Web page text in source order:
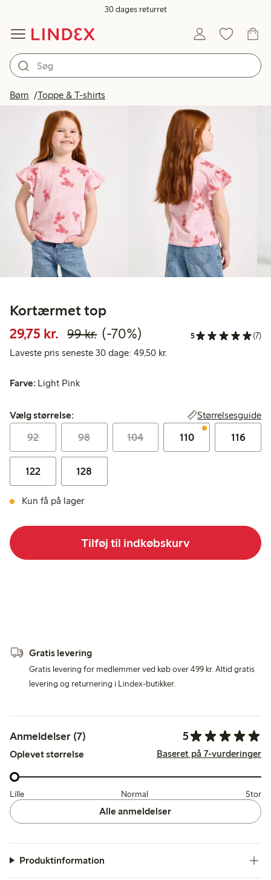
30 dages returret
Børn Toppe & T-shirts
Kortærmet top
29,75 kr. Nedsat pris: 29,75 kr.
99 kr.Normalpris: 99,00 kr.
70 % rabat
(-70%) 5 (7)
Laveste pris seneste 30 dage: 49,50 kr.
Farve: Light Pink
Vælg størrelse:
Vælg størrelse: Størrelsesguide
92 98 104 110 116
122 128
Kun få på lager
Tilføj til indkøbskurv
Gratis levering
Gratis levering for medlemmer ved køb over 499 kr. Altid gratis
levering og returnering i Lindex-butikker.
Anmeldelser (7) 5
Oplevet størrelse Baseret på 7-vurderinger
Lille Normal Stor
Alle anmeldelser
Produktinformation